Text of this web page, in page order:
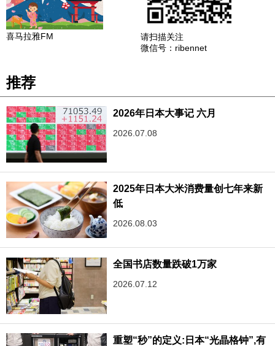
喜马拉雅FM
请扫描关注
微信号：ribennet
推荐
2026年日本大事记 六月
2026.07.08
2025年日本大米消费量创七年来新
低
2026.08.03
全国书店数量跌破1万家
2026.07.12
重塑“秒”的定义:日本“光晶格钟”,有